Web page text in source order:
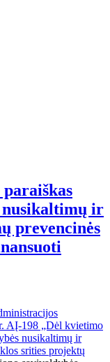
nusikaltimų ir
prevencinės
AĮ-198 „Dėl kvietimo
nusikaltimų ir
srities projektų